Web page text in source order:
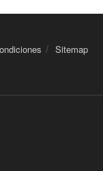
Sitemap